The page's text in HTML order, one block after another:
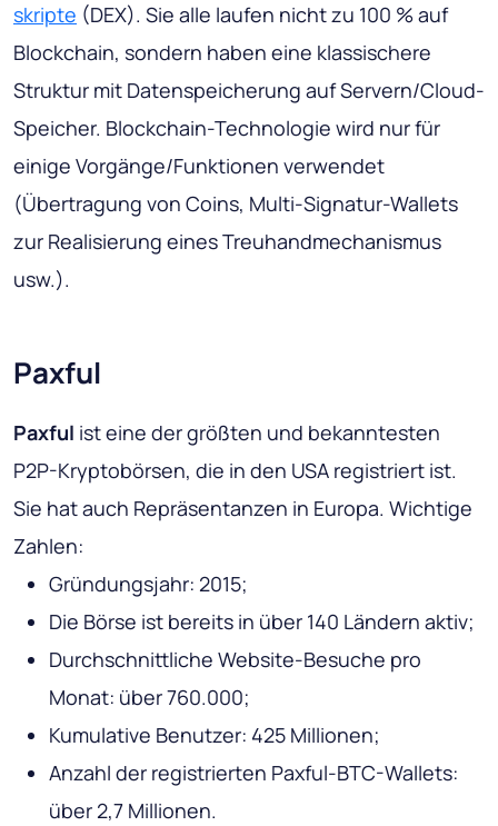
skripte (DEX). Sie alle laufen nicht zu 100 % auf
Blockchain, sondern haben eine klassischere
Struktur mit Datenspeicherung auf Servern/Cloud-
Speicher. Blockchain-Technologie wird nur für
einige Vorgänge/Funktionen verwendet
(Übertragung von Coins, Multi-Signatur-Wallets
zur Realisierung eines Treuhandmechanismus
usw.).
Paxful
Paxful ist eine der größten und bekanntesten
P2P-Kryptobörsen, die in den USA registriert ist.
Sie hat auch Repräsentanzen in Europa. Wichtige
Zahlen:
Gründungsjahr: 2015;
Die Börse ist bereits in über 140 Ländern aktiv;
Durchschnittliche Website-Besuche pro
Monat: über 760.000;
Kumulative Benutzer: 425 Millionen;
Anzahl der registrierten Paxful-BTC-Wallets:
über 2,7 Millionen.